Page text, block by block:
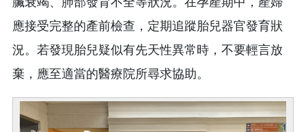
應接受完整的產前檢查，定期追蹤胎兒器官發育狀
況。若發現胎兒疑似有先天性異常時，不要輕言放
棄，應至適當的醫療院所尋求協助。